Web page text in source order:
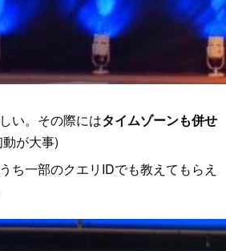
い。その際にはタイムゾーンも併せ
が大事)
ち一部のクエリIDでも教えてもらえ